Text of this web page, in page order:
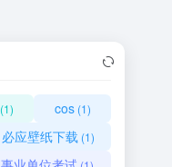
(1) cos(1)
必应壁纸下载 (1)